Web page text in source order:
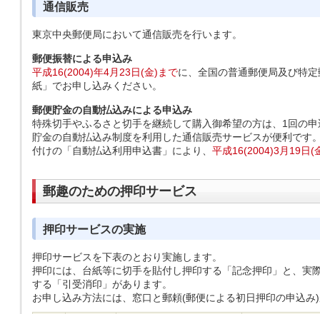
通信販売
東京中央郵便局において通信販売を行います。
郵便振替による申込み
平成16(2004)年4月23日(金)までに、全国の普通郵便局及び特
紙」でお申し込みください。
郵便貯金の自動払込みによる申込み
特殊切手やふるさと切手を継続して購入御希望の方は、1回の
貯金の自動払込み制度を利用した通信販売サービスが便利です
付けの「自動払込利用申込書」により、 平成16(2004)3月19日(
郵趣のための押印サービス
押印サービスの実施
押印サービスを下表のとおり実施します。
押印には、台紙等に切手を貼付し押印する「記念押印」と、実
する「引受消印」があります。
お申し込み方法には、窓口と郵頼(郵便による初日押印の申込み